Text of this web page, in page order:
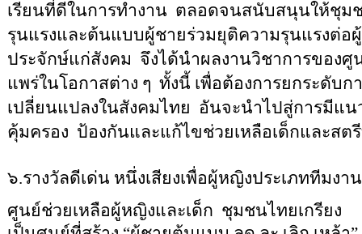
เรียนที่ดีในการทำงาน ตลอดจนสนับสนุนให้ชุม
รุนแรงและต้นแบบผู้ชายร่วมยุติความรุนแรงต่อ
ประจักษ์แก่สังคม จึงได้นำผลงานวิชาการของ
แพร่ในโอกาสต่าง ๆ ทั้งนี้ เพื่อต้องการยกระดับ
เปลี่ยนแปลงในสังคมไทย อันจะนำไปสู่การมีแน
คุ้มครอง ป้องกันและแก้ไขช่วยเหลือเด็กและสต
๖.รางวัลดีเด่น หนึ่งเสียงเพื่อผู้หญิงประเภททีมงา
ศูนย์ช่วยเหลือผู้หญิงและเด็ก ชุมชนไทยเกรียง